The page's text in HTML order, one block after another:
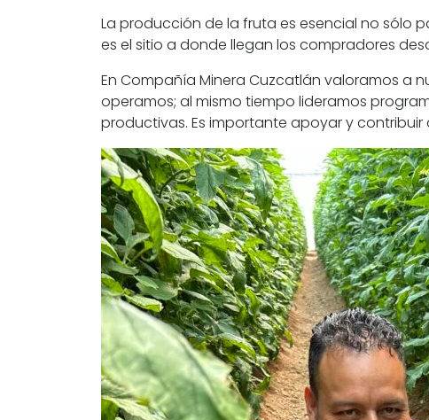
La producción de la fruta es esencial no sólo
es el sitio a donde llegan los compradores
En Compañía Minera Cuzcatlán valoramos a
operamos; al mismo tiempo lideramos
productivas. Es importante apoyar y